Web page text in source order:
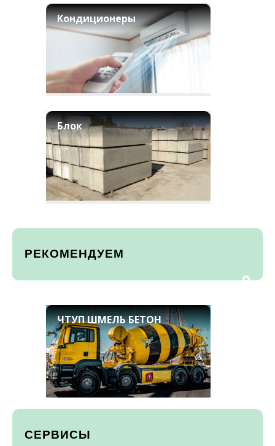
Кондиционеры
Блок
РЕКОМЕНДУЕМ
ЧТУП ШМЕЛЬ БЕТОН
СЕРВИСЫ